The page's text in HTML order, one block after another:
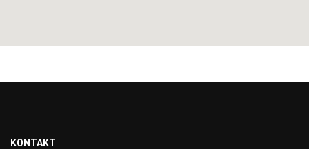
KONTAKT